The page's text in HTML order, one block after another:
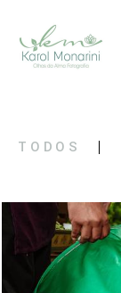
TODOS